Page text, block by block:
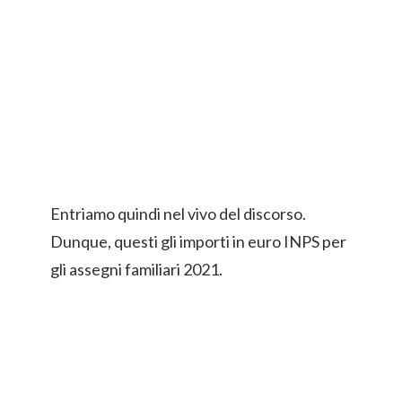
Entriamo quindi nel vivo del discorso.
Dunque, questi gli importi in euro INPS per
gli assegni familiari 2021.